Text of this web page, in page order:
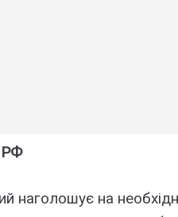
РФ
наголошує на